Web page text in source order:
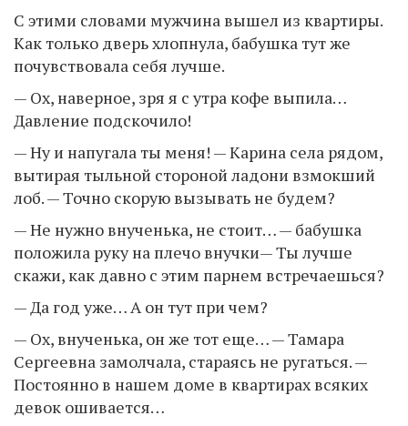
С этими словами мужчина вышел из квартиры.
Как только дверь хлопнула, бабушка тут же
почувствовала себя лучше.
— Ох, наверное, зря я с утра кофе выпила…
Давление подскочило!
— Ну и напугала ты меня! — Карина села рядом,
вытирая тыльной стороной ладони взмокший
лоб. — Точно скорую вызывать не будем?
— Не нужно внученька, не стоит… — бабушка
положила руку на плечо внучки— Ты лучше
скажи, как давно с этим парнем встречаешься?
— Да год уже… А он тут при чем?
— Ох, внученька, он же тот еще… — Тамара
Сергеевна замолчала, стараясь не ругаться. —
Постоянно в нашем доме в квартирах всяких
девок ошивается…